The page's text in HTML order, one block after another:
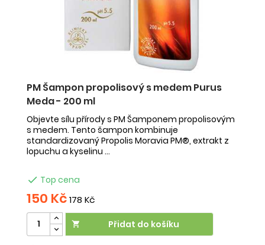
PM Šampon propolisový s medem Purus
Meda - 200 ml
Objevte sílu přírody s PM Šamponem propolisovým
s medem. Tento šampon kombinuje
standardizovaný Propolis Moravia PM®, extrakt z
lopuchu a kyselinu ...
 Top cena
150 Kč178 Kč
 Přidat do košíku